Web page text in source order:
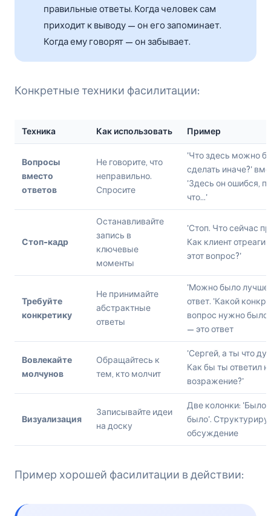
правильные ответы. Когда человек сам
приходит к выводу — он его запоминает.
Когда ему говорят — он забывает.
Конкретные техники фасилитации:
Техника Как использовать Пример
Вопросы
вместо
ответов
Не говорите, что
неправильно.
Спросите
'Что здесь можно
сделать иначе?'
'Здесь он ошибся,
что...'
Стоп-кадр
Останавливайте
запись в
ключевые
моменты
'Стоп. Что сейчас
Как клиент
этот вопрос?'
Требуйте
конкретику
Не принимайте
абстрактные
ответы
'Можно было лучше'
ответ. 'Какой
вопрос нужно было
— это ответ
Вовлекайте
молчунов
Обращайтесь к
тем, кто молчит
'Сергей, а ты что
Как бы ты ответил
возражение?'
Визуализация
Записывайте идеи
на доску
Две колонки:
было'.
обсуждение
Пример хорошей фасилитации в действии: